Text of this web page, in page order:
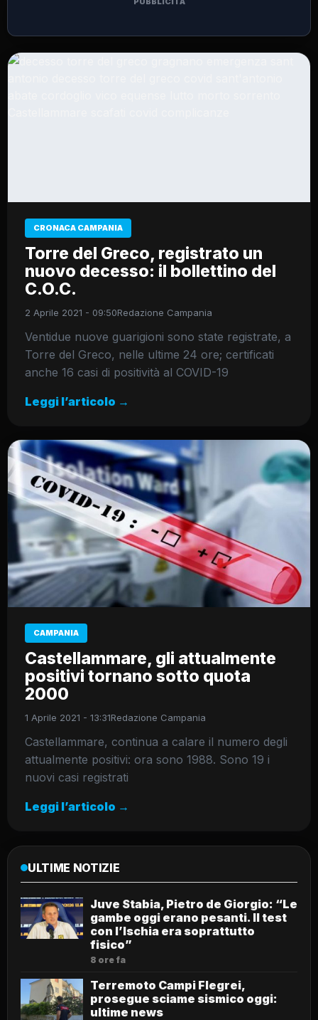
CRONACA CAMPANIA
Torre del Greco, registrato un
nuovo decesso: il bollettino del
C.O.C.
2 Aprile 2021 - 09:50Redazione Campania
Ventidue nuove guarigioni sono state registrate, a
Torre del Greco, nelle ultime 24 ore; certificati
anche 16 casi di positività al COVID-19
Leggi l’articolo →
CAMPANIA
Castellammare, gli attualmente
positivi tornano sotto quota
2000
1 Aprile 2021 - 13:31Redazione Campania
Castellammare, continua a calare il numero degli
attualmente positivi: ora sono 1988. Sono 19 i
nuovi casi registrati
Leggi l’articolo →
ULTIME NOTIZIE
Juve Stabia, Pietro de Giorgio: “Le
gambe oggi erano pesanti. Il test
con l’Ischia era soprattutto
fisico”
8 ore fa
Terremoto Campi Flegrei,
prosegue sciame sismico oggi:
ultime news